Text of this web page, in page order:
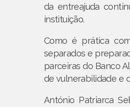
da entreajuda
instituição.
Como é prática
separados e
parceiras do Banco
de vulnerabilidade e
António Patriarca